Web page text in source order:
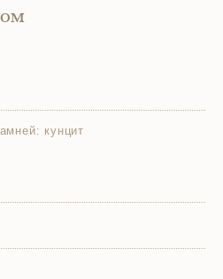
кунцит